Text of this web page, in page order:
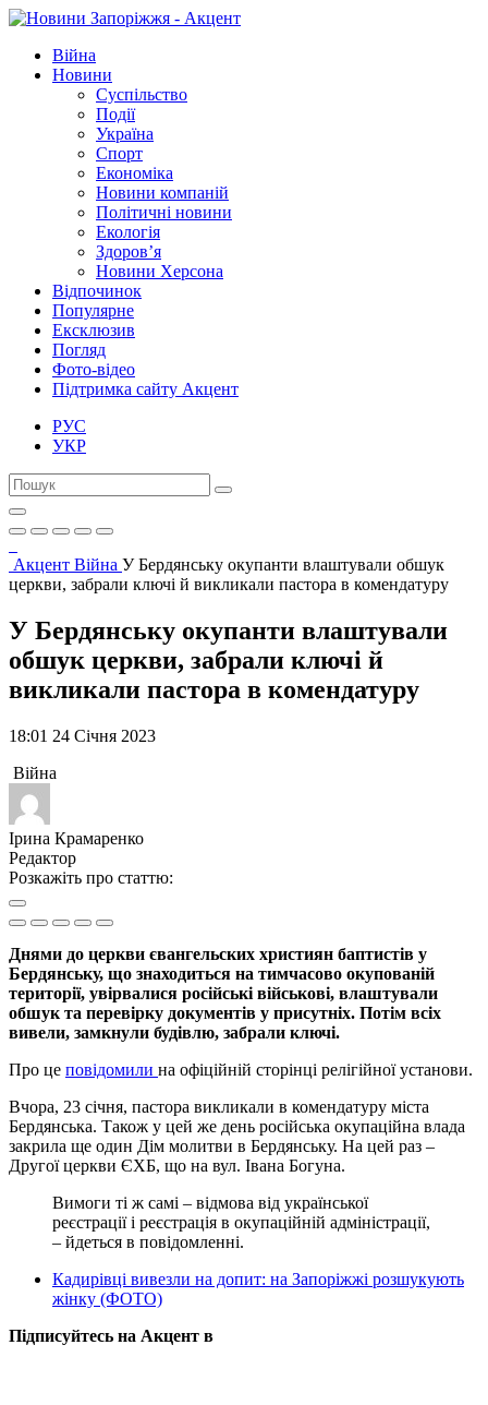
Війна
Новини
Суспільство
Події
Україна
Спорт
Економіка
Новини компаній
Політичні новини
Екологія
Здоров’я
Новини Херсона
Відпочинок
Популярне
Ексклюзив
Погляд
Фото-відео
Підтримка сайту Акцент
РУС
УКР
Акцент Війна У Бердянську окупанти влаштували обшук
церкви, забрали ключі й викликали пастора в комендатуру
У Бердянську окупанти влаштували
обшук церкви, забрали ключі й
викликали пастора в комендатуру
18:01 24 Січня 2023
Війна
Ірина Крамаренко
Редактор
Розкажіть про статтю:
Днями до церкви євангельских християн баптистів у
Бердянську, що знаходиться на тимчасово окупованій
території, увірвалися російські військові, влаштували
обшук та перевірку документів у присутніх. Потім всіх
вивели, замкнули будівлю, забрали ключі.
Про це повідомили на офіційній сторінці релігійної установи.
Вчора, 23 січня, пастора викликали в комендатуру міста
Бердянська. Також у цей же день російська окупаційна влада
закрила ще один Дім молитви в Бердянську. На цей раз –
Другої церкви ЄХБ, що на вул. Івана Богуна.
Вимоги ті ж самі – відмова від української
реєстрації і реєстрація в окупаційній адміністрації,
– йдеться в повідомленні.
Кадирівці вивезли на допит: на Запоріжжі розшукують
жінку (ФОТО)
Підписуйтесь на Акцент в